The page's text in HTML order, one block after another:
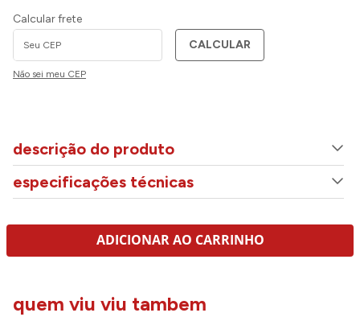
Calcular frete
CALCULAR
Não sei meu CEP
descrição do produto
especificações técnicas
ADICIONAR AO CARRINHO
quem viu viu tambem